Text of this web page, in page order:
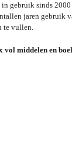
gebruik sinds
jaren gebruik
te vullen.
vol middelen en